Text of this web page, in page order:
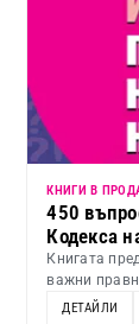
КНИГИ В
450
Кодекса
Книгата
важни
ДЕТАЙЛИ